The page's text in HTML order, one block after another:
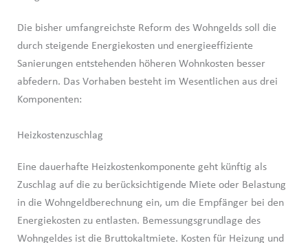
Die bisher umfangreichste Reform des Wohngelds soll die
durch steigende Energiekosten und energieeffiziente
Sanierungen entstehenden höheren Wohnkosten besser
abfedern. Das Vorhaben besteht im Wesentlichen aus drei
Komponenten:
Heizkostenzuschlag
Eine dauerhafte Heizkostenkomponente geht künftig als
Zuschlag auf die zu berücksichtigende Miete oder Belastung
in die Wohngeldberechnung ein, um die Empfänger bei den
Energiekosten zu entlasten. Bemessungsgrundlage des
Wohngeldes ist die Bruttokaltmiete. Kosten für Heizung und